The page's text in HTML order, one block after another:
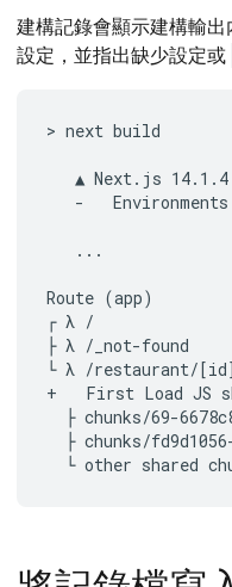
建構記錄會顯示建構輸
設定，並指出缺少設定或
> next build
   ▲ Next.js 14.1.4
-
   ...
Route (app)
┌ λ /
├ λ /_not-
└ λ /
+   First Load JS
├ chunks/69-
├ chunks/